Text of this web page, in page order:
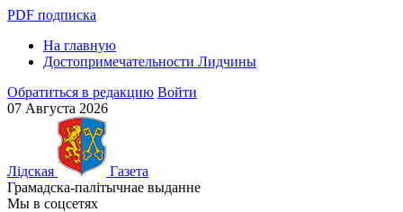
PDF подписка
На главную
Достопримечательности Лидчины
Обратиться в редакцию Войти
07 Августа 2026
Лiдская
Газета
Грамадска-палiтычнае выданне
Мы в соцсетях